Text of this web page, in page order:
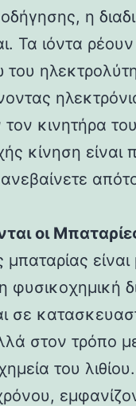
η
Τα ιόντα
κινητήρα
κίνηση είναι
οι
είναι
σε
στον τρόπο
του